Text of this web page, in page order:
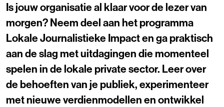
Is jouw organisatie al klaar voor de lezer van
morgen? Neem deel aan het programma
Lokale Journalistieke Impact en ga praktisch
aan de slag met uitdagingen die momenteel
spelen in de lokale private sector. Leer over
de behoeften van je publiek, experimenteer
met nieuwe verdienmodellen en ontwikkel